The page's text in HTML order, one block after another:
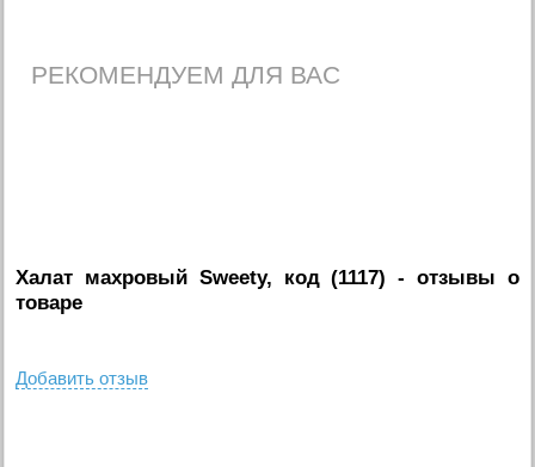
РЕКОМЕНДУЕМ ДЛЯ ВАС
Халат махровый Sweety, код (1117) - отзывы о
товаре
Добавить отзыв